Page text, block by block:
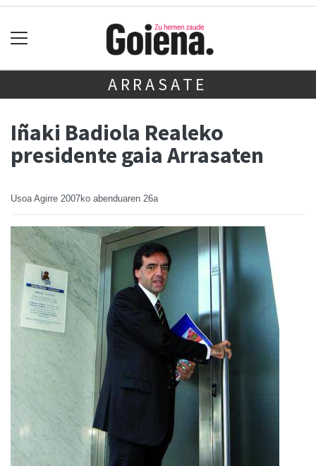
ARRASATE
Iñaki Badiola Realeko
presidente gaia Arrasaten
Usoa Agirre 2007ko abenduaren 26a